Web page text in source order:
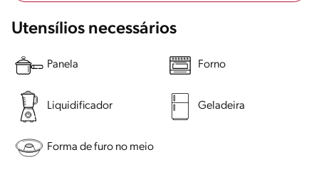
Utensílios necessários
Panela Forno
Liquidificador Geladeira
Forma de furo no meio